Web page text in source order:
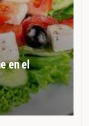
en el